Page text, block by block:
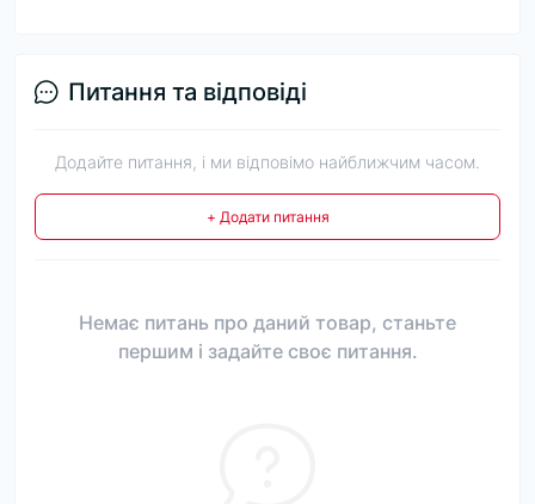
Питання та відповіді
Додайте питання, і ми відповімо найближчим часом.
+ Додати питання
Немає питань про даний товар, станьте
першим і задайте своє питання.